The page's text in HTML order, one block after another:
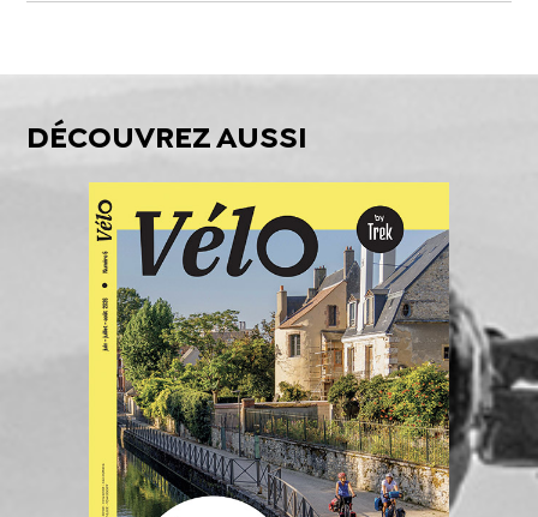
DÉCOUVREZ AUSSI